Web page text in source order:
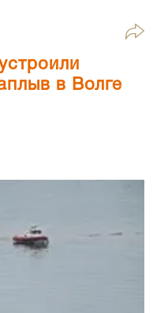
в Волге